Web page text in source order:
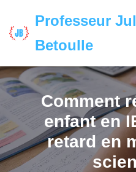
Aller
contenu
Professeur
Betoulle
Comment
enfant en
retard en